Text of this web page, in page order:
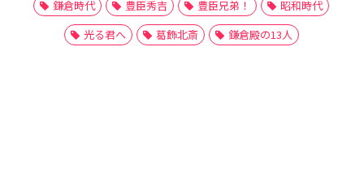
鎌倉時代
豊臣秀吉 豊臣兄弟！
昭和時代
光る君へ
葛飾北斎 鎌倉殿の13人